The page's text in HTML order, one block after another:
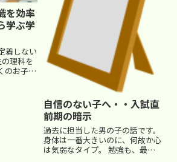
を効率
学ぶ学
着しない
理科を
のお子さ
自信のない子へ・・入試直
前期の暗示
過去に担当した男の子の話です。
身体は一番大きいのに、何故か心
は気弱なタイプ。 勉強も、最上